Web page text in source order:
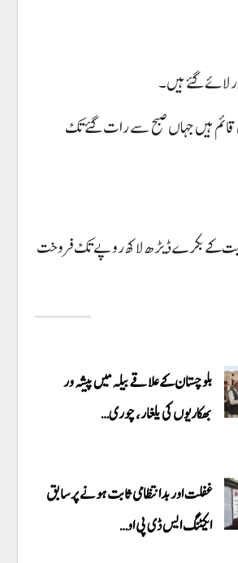
لائے گئے ہیں۔
قائم ہیں جہاں صبح سے رات گئے تک
اس سال انہی جانوروں کی قیمت 1لاکھ سے 1 لاکھ 20 ہزار روپے تک طلب کی جا رہی ہے، جبکہ 70 ہزار روپے مالیت کے بکرے ڈیڑھ لاکھ روپے تک فروخت
بلوچستان کے علاقے بیلہ میں پیشہ ور
بھکاریوں کی یلغار، چوری…
غفلت اور بدانتظامی ثابت ہونے پر سابق
ایکٹنگ ایس ڈی پی او…